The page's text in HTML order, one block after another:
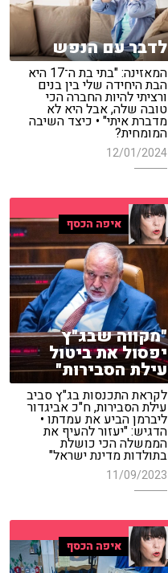
לדבר עם הנפש
המאזינה: "בתי בת ה־17 היא
הבת היחידה שלי בין בנים
ורציתי להיות החברה הכי
טובה שלה, אבל היא לא
מדברת איתי" • כיצד השיבה
המומחית?
12/01/2024
איפה הכסף
"מקווה שבג"ץ
יפסול את ביטול
עילת הסבירות"
לקראת התכנסות בג"ץ סביב
עילת הסבירות, ח"כ אביגדור
ליברמן הביע את עמדתו •
הדגיש: "יעזור להעיף את
הממשלה הכי כושלת
בתולדות מדינת ישראל"
11/09/2023
איפה הכסף